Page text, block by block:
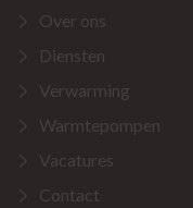
Over ons
Diensten
Verwarming
Warmtepompen
Vacatures
Contact